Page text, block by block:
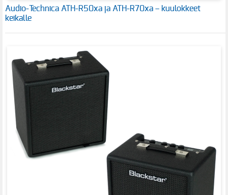
Audio-Technica ATH-R50xa ja ATH-R70xa – kuulokkeet
keikalle